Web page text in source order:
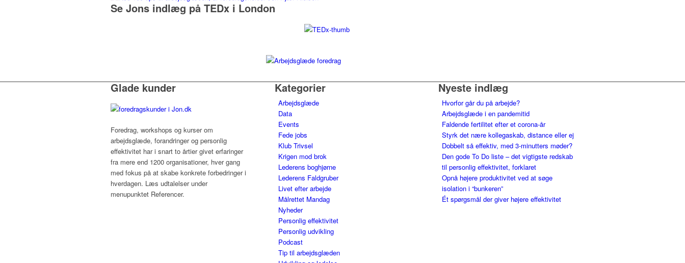
Se Jons indlæg på TEDx i London
Glade kunder
Foredrag, workshops og kurser om
arbejdsglæde, forandringer og personlig
effektivitet har i snart to årtier givet erfaringer
fra mere end 1200 organisationer, hver gang
med fokus på at skabe konkrete forbedringer i
hverdagen. Læs udtalelser under
menupunktet Referencer.
Kategorier
Arbejdsglæde
Data
Events
Fede jobs
Klub Trivsel
Krigen mod brok
Lederens boghjørne
Lederens Faldgruber
Livet efter arbejde
Målrettet Mandag
Nyheder
Personlig effektivitet
Personlig udvikling
Podcast
Tip til arbejdsglæden
Nyeste indlæg
Hvorfor går du på arbejde?
Arbejdsglæde i en pandemitid
Faldende fertilitet efter et corona-år
Styrk det nære kollegaskab, distance eller ej
Dobbelt så effektiv, med 3-minutters møder?
Den gode To Do liste – det vigtigste redskab
til personlig effektivitet, forklaret
Opnå højere produktivitet ved at søge
isolation i “bunkeren”
Ét spørgsmål der giver højere effektivitet